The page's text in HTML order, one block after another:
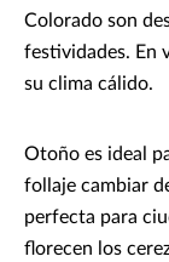
Colorado son
festividades. En
su clima cálido.
Otoño es ideal
follaje cambiar
perfecta para
florecen los